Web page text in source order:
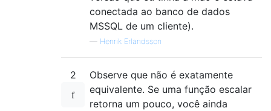
conectada ao banco de dados
MSSQL de um cliente).
— Henrik Erlandsson
2
Observe que não é exatamente
equivalente. Se uma função escalar
retorna um pouco, você ainda